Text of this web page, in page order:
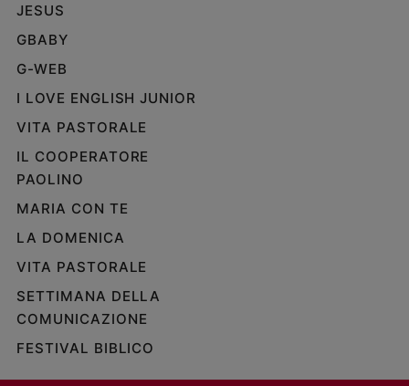
JESUS
GBABY
G-WEB
I LOVE ENGLISH JUNIOR
VITA PASTORALE
IL COOPERATORE
PAOLINO
MARIA CON TE
LA DOMENICA
VITA PASTORALE
SETTIMANA DELLA
COMUNICAZIONE
FESTIVAL BIBLICO